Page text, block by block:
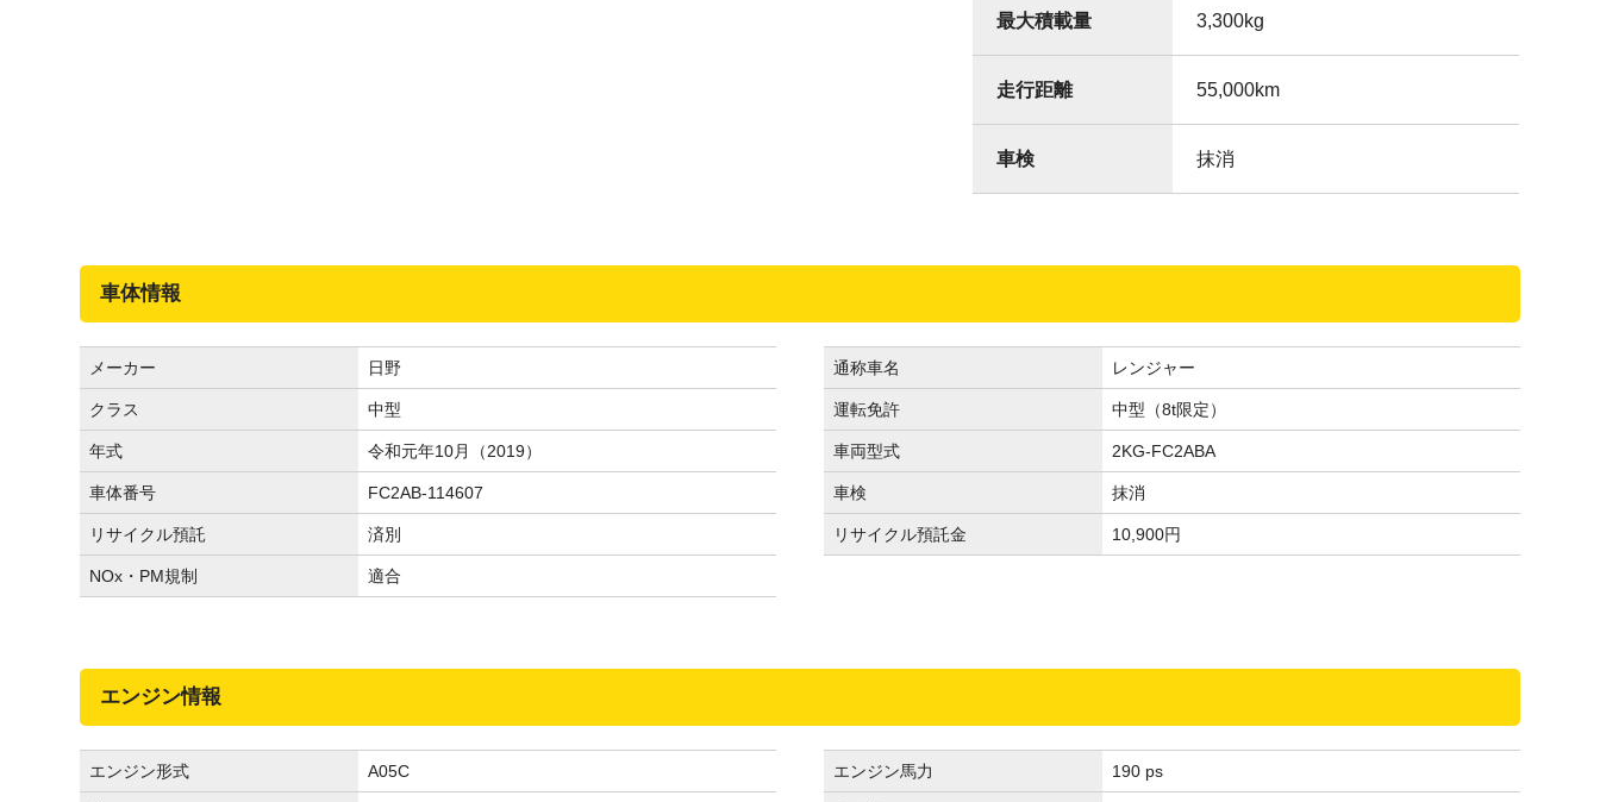
最大積載量 3,300kg
走行距離 55,000km
車検 抹消
車体情報
メーカー 日野 通称車名 レンジャー
クラス 中型 運転免許 中型（8t限定）
年式 令和元年10月（2019） 車両型式 2KG-FC2ABA
車体番号 FC2AB-114607 車検 抹消
リサイクル預託 済別 リサイクル預託金 10,900円
NOx・PM規制 適合
エンジン情報
エンジン形式 A05C エンジン馬力 190 ps